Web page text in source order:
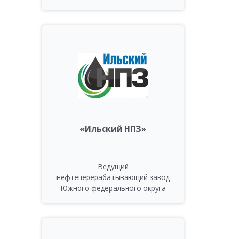
«Ильский НПЗ»
Ведущий
нефтеперерабатывающий завод
Южного федерального округа